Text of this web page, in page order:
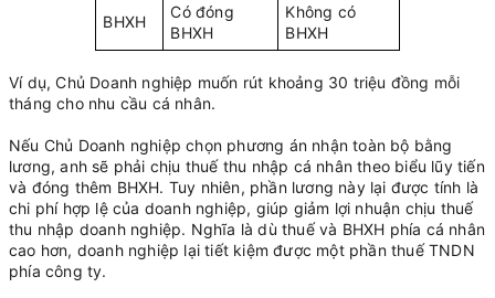
BHXH
Có đóng
BHXH
Không có
BHXH
Ví dụ, Chủ Doanh nghiệp muốn rút khoảng 30 triệu đồng mỗi
tháng cho nhu cầu cá nhân.
Nếu Chủ Doanh nghiệp chọn phương án nhận toàn bộ bằng
lương, anh sẽ phải chịu thuế thu nhập cá nhân theo biểu lũy tiến
và đóng thêm BHXH. Tuy nhiên, phần lương này lại được tính là
chi phí hợp lệ của doanh nghiệp, giúp giảm lợi nhuận chịu thuế
thu nhập doanh nghiệp. Nghĩa là dù thuế và BHXH phía cá nhân
cao hơn, doanh nghiệp lại tiết kiệm được một phần thuế TNDN
phía công ty.